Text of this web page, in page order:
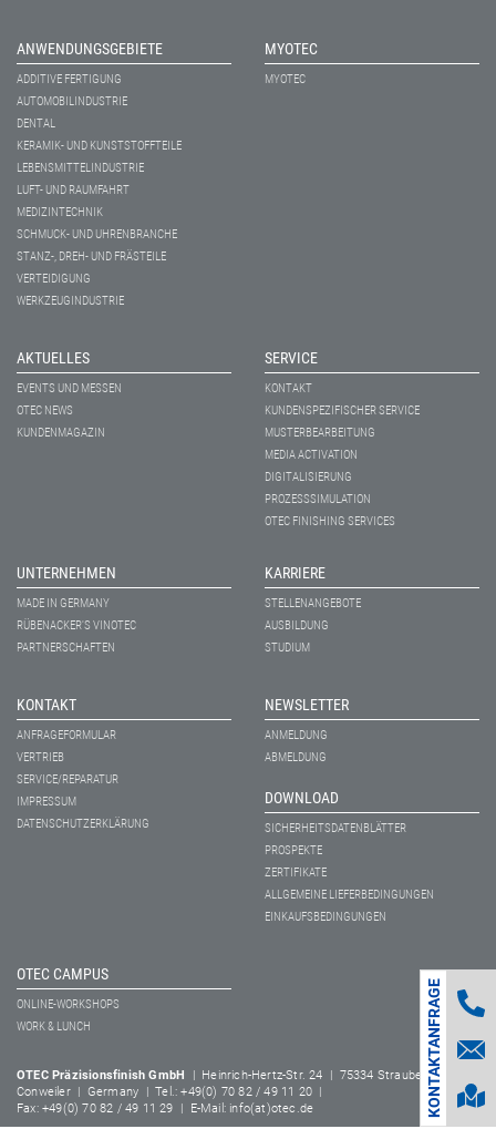
KONTAKTANFRAGE
ANWENDUNGSGEBIETE
ADDITIVE FERTIGUNG
AUTOMOBILINDUSTRIE
DENTAL
KERAMIK- UND KUNSTSTOFFTEILE
LEBENSMITTELINDUSTRIE
LUFT- UND RAUMFAHRT
MEDIZINTECHNIK
SCHMUCK- UND UHRENBRANCHE
STANZ-, DREH- UND FRÄSTEILE
VERTEIDIGUNG
WERKZEUGINDUSTRIE
MYOTEC
MYOTEC
AKTUELLES
EVENTS UND MESSEN
OTEC NEWS
KUNDENMAGAZIN
SERVICE
KONTAKT
KUNDENSPEZIFISCHER SERVICE
MUSTERBEARBEITUNG
MEDIA ACTIVATION
DIGITALISIERUNG
PROZESSSIMULATION
OTEC FINISHING SERVICES
UNTERNEHMEN
MADE IN GERMANY
RÜBENACKER'S VINOTEC
PARTNERSCHAFTEN
KARRIERE
STELLENANGEBOTE
AUSBILDUNG
STUDIUM
KONTAKT
ANFRAGEFORMULAR
VERTRIEB
SERVICE/REPARATUR
IMPRESSUM
DATENSCHUTZERKLÄRUNG
NEWSLETTER
ANMELDUNG
ABMELDUNG
DOWNLOAD
SICHERHEITSDATENBLÄTTER
PROSPEKTE
ZERTIFIKATE
ALLGEMEINE LIEFERBEDINGUNGEN
EINKAUFSBEDINGUNGEN
OTEC CAMPUS
ONLINE-WORKSHOPS
WORK & LUNCH
OTEC Präzisionsfinish GmbH | Heinrich-Hertz-Str. 24 | 75334 Straubenhardt-
Conweiler | Germany | Tel.: +49(0) 70 82 / 49 11 20 |
Fax: +49(0) 70 82 / 49 11 29 | E-Mail: info(at)otec.de